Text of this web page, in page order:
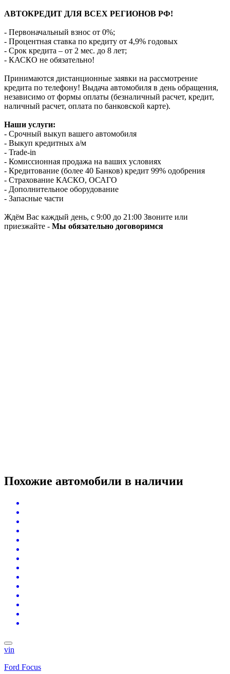
АВТОКРЕДИТ ДЛЯ ВСЕХ РЕГИОНОВ РФ!
- Первоначальный взнос от 0%;
- Процентная ставка по кредиту от 4,9% годовых
- Срок кредита – от 2 мес. до 8 лет;
- КАСКО не обязательно!
Принимаются дистанционные заявки на рассмотрение
кредита по телефону! Выдача автомобиля в день обращения,
независимо от формы оплаты (безналичный расчет, кредит,
наличный расчет, оплата по банковской карте).
Наши услуги:
- Срочный выкуп вашего автомобиля
- Выкуп кредитных а/м
- Trade-in
- Комиссионная продажа на ваших условиях
- Кредитование (более 40 Банков) кредит 99% одобрения
- Страхование КАСКО, ОСАГО
- Дополнительное оборудование
- Запасные части
Ждём Вас каждый день, с 9:00 до 21:00 Звоните или
приезжайте - Мы обязательно договоримся
Похожие автомобили в наличии
vin
Ford Focus